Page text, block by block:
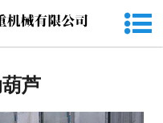
首页
芦